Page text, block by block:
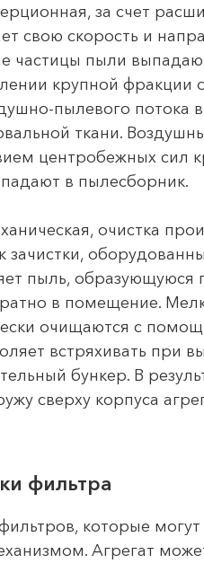
за счет
свою скорость и
частицы пыли
крупной
пылевого потока
ткани.
центробежных сил
в пылесборник.
очистка
зачистки,
пыль, образующуюся
в помещение.
очищаются с
встряхивать при
бункер. В
сверху корпуса
фильтра
которые
Агрегат